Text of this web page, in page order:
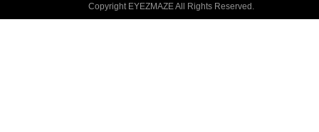
Copyright EYEZMAZE All Rights Reserved.